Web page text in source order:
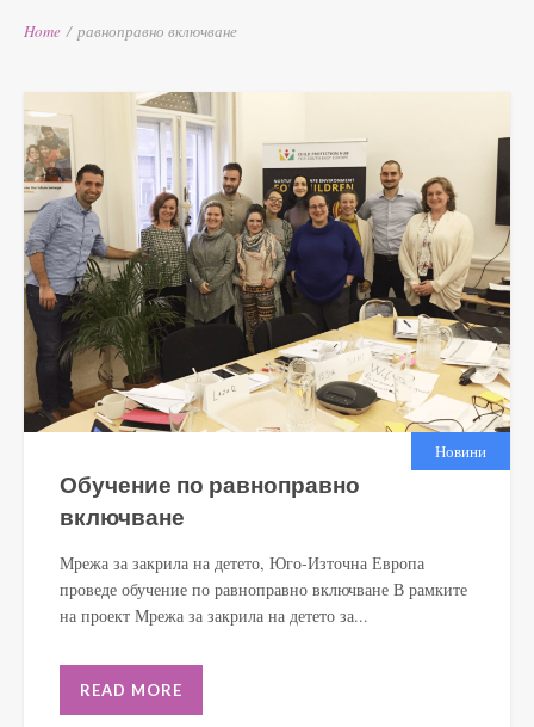
Home / равноправно включване
Новини
Обучение по равноправно
включване
Мрежа за закрила на детето, Юго-Източна Европа
проведе обучение по равноправно включване В рамките
на проект Мрежа за закрила на детето за...
READ MORE